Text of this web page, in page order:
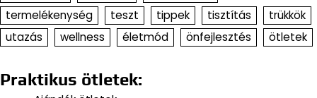
termelékenység
teszt tippek tisztítás
trükkök
utazás
wellness életmód önfejlesztés ötletek
Praktikus ötletek: